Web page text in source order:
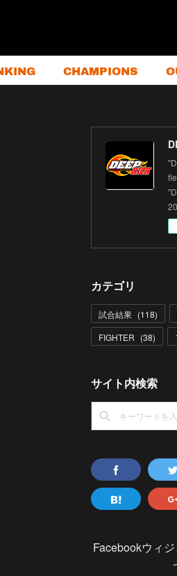
CHAMPIONS
カテゴリ
試合結果 (118)
FIGHTER (38)
サイト内検索
Facebookウィ